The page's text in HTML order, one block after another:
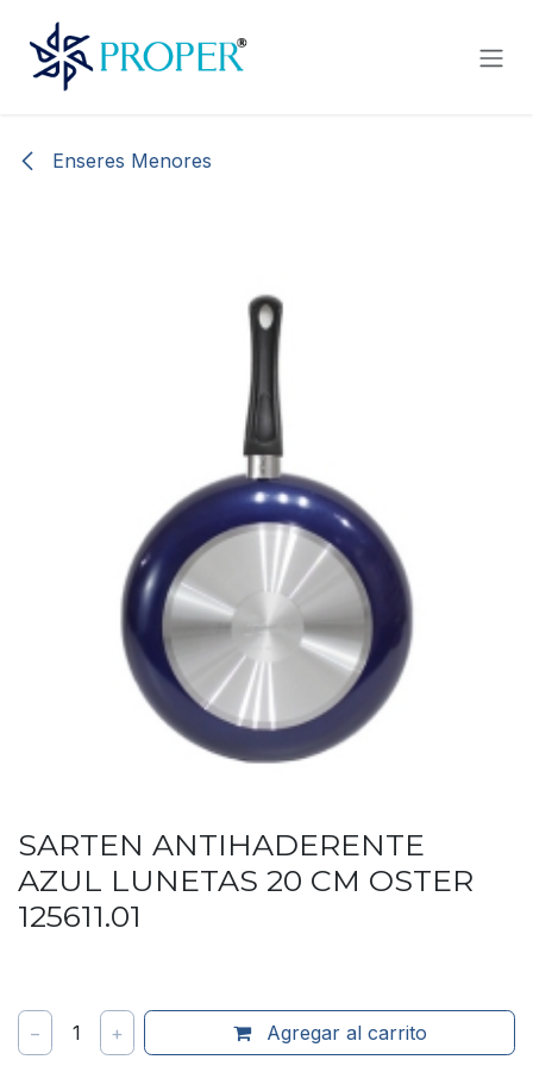
Enseres Menores
SARTEN ANTIHADERENTE
AZUL LUNETAS 20 CM OSTER
125611.01
− 1 + Agregar al carrito